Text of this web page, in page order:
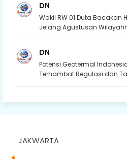
DN
Wakil RW 01 Duta Bacakan
Jelang Agustusan
DN
Potensi Geotermal
Terhambat Regulasi dan
JAKWARTA